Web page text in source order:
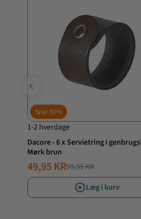
Spar50%
1-2 hverdage
Dacore - 6 x Servietring i
Mørk brun
NORMALPRIS
99,95 KR
TILBUDSPRIS
49,95 KR
Læg i kurv